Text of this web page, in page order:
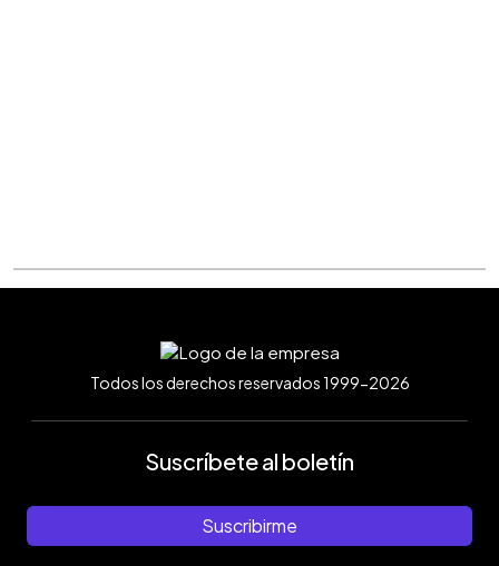
Todos los derechos reservados 1999-2026
Suscríbete al boletín
Suscribirme